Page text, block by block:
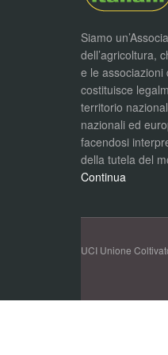
Siamo
dell’agricoltura,
e le
costituisce
territorio
nazionali ed
facendosi
della tutela del
Continua
UCI Unione